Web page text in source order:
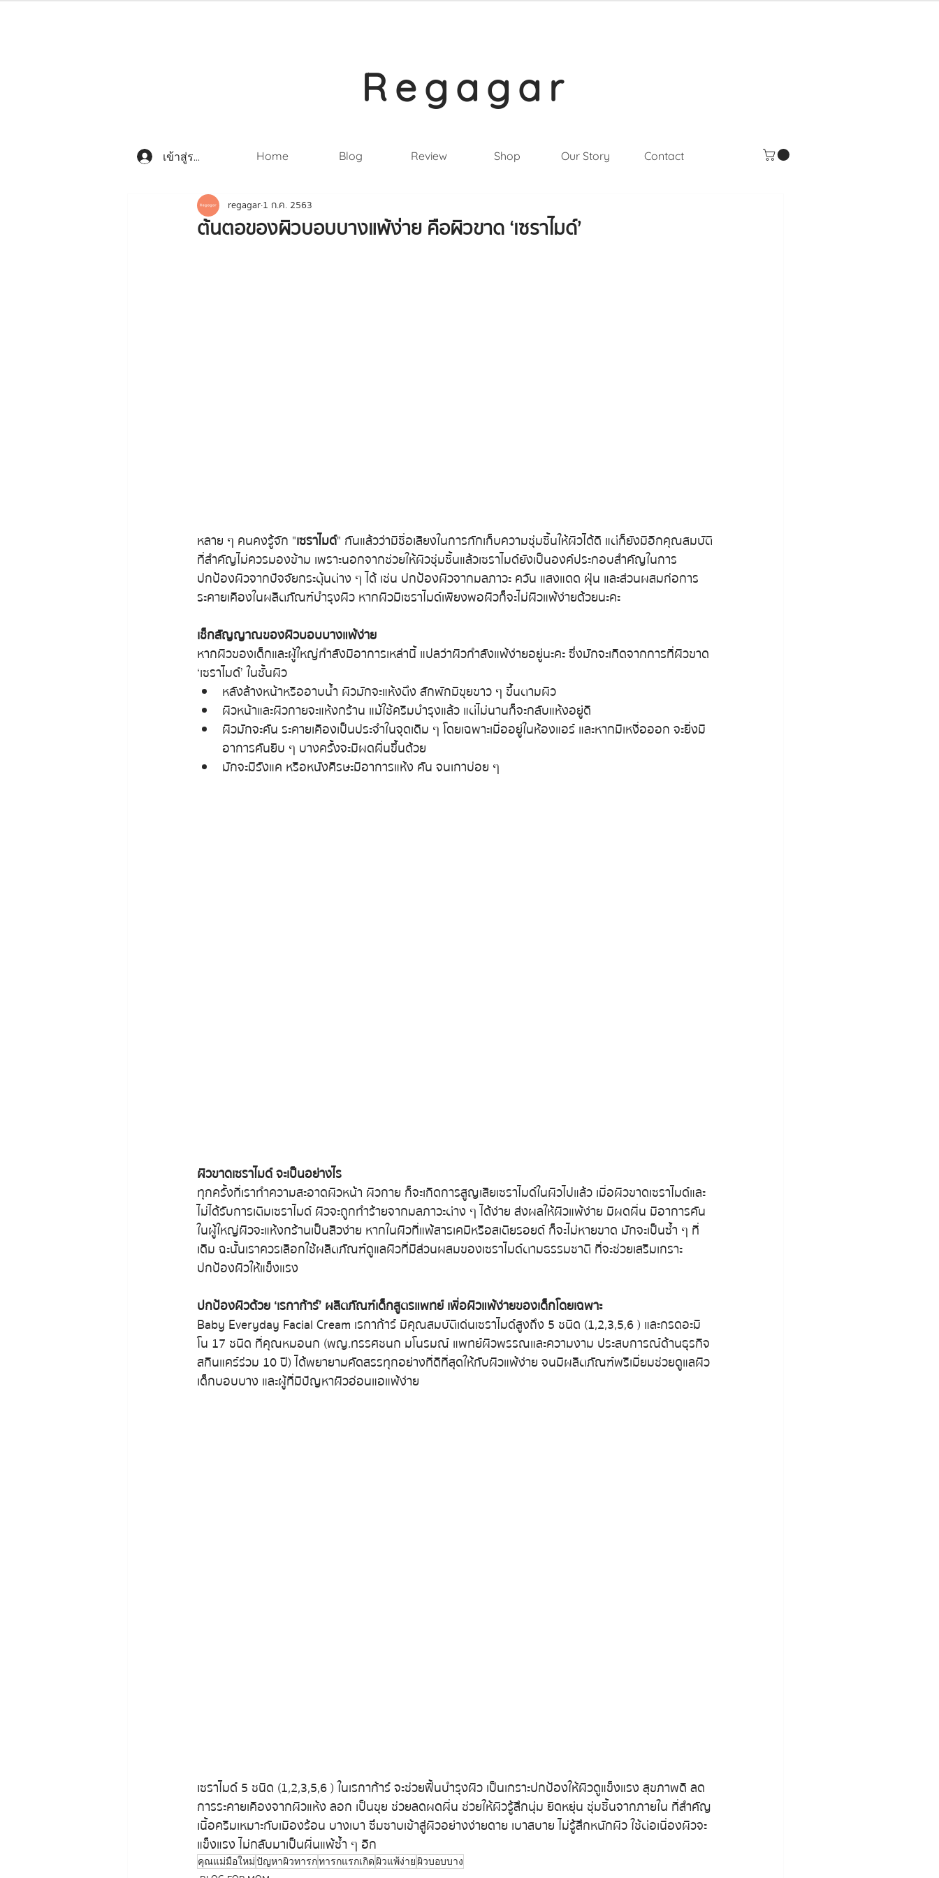
Regagar
เข้าสู่ระบบ Home Blog Review Shop Our Story Contact
ต้นตอของผิวบอบบางแพ้ง่าย คือผิวขาด ‘เซราไมด์’
regagar1 ก.ค. 2563
หลาย ๆ คนคงรู้จัก "เซราไมด์" กันแล้วว่ามีชื่อเสียงในการกักเก็บความชุ่มชื้นให้ผิวได้ดี แต่ก็ยังมีอีกคุณสมบัติ
ที่สำคัญไม่ควรมองข้าม เพราะนอกจากช่วยให้ผิวชุ่มชื้นแล้วเซราไมด์ยังเป็นองค์ประกอบสำคัญในการ
ปกป้องผิวจากปัจจัยกระตุ้นต่าง ๆ ได้ เช่น ปกป้องผิวจากมลภาวะ ควัน แสงแดด ฝุ่น และส่วนผสมก่อการ
ระคายเคืองในผลิตภัณฑ์บำรุงผิว หากผิวมีเซราไมด์เพียงพอผิวก็จะไม่ผิวแพ้ง่ายด้วยนะคะ
เช็กสัญญาณของผิวบอบบางแพ้ง่าย
หากผิวของเด็กและผู้ใหญ่กำลังมีอาการเหล่านี้ แปลว่าผิวกำลังแพ้ง่ายอยู่นะคะ ซึ่งมักจะเกิดจากการที่ผิวขาด
‘เซราไมด์’ ในชั้นผิว
หลังล้างหน้าหรืออาบน้ำ ผิวมักจะแห้งตึง สักพักมีขุยขาว ๆ ขึ้นตามผิว
ผิวหน้าและผิวกายจะแห้งกร้าน แม้ใช้ครีมบำรุงแล้ว แต่ไม่นานก็จะกลับแห้งอยู่ดี
ผิวมักจะคัน ระคายเคืองเป็นประจำในจุดเดิม ๆ โดยเฉพาะเมื่ออยู่ในห้องแอร์ และหากมีเหงื่อออก จะยิ่งมี
อาการคันยิบ ๆ บางครั้งจะมีผดผื่นขึ้นด้วย
มักจะมีรังแค หรือหนังศีรษะมีอาการแห้ง คัน จนเกาบ่อย ๆ
ผิวขาดเซราไมด์ จะเป็นอย่างไร
ทุกครั้งที่เราทำความสะอาดผิวหน้า ผิวกาย ก็จะเกิดการสูญเสียเซราไมด์ในผิวไปแล้ว เมื่อผิวขาดเซราไมด์และ
ไม่ได้รับการเติมเซราไมด์ ผิวจะถูกทำร้ายจากมลภาวะต่าง ๆ ได้ง่าย ส่งผลให้ผิวแพ้ง่าย มีผดผื่น มีอาการคัน
ในผู้ใหญ่ผิวจะแห้งกร้านเป็นสิวง่าย หากในผิวที่แพ้สารเคมีหรือสเตียรอยด์ ก็จะไม่หายขาด มักจะเป็นซ้ำ ๆ ที่
เดิม ฉะนั้นเราควรเลือกใช้ผลิตภัณฑ์ดูแลผิวที่มีส่วนผสมของเซราไมด์ตามธรรมชาติ ที่จะช่วยเสริมเกราะ
ปกป้องผิวให้แข็งแรง
ปกป้องผิวด้วย ‘เรกาก้าร์’ ผลิตภัณฑ์เด็กสูตรแพทย์ เพื่อผิวแพ้ง่ายของเด็กโดยเฉพาะ
Baby Everyday Facial Cream เรกาก้าร์ มีคุณสมบัติเด่นเซราไมด์สูงถึง 5 ชนิด (1,2,3,5,6 ) และกรดอะมิ
โน 17 ชนิด ที่คุณหมอนก (พญ.ทรรศชนก มโนรมณ์ แพทย์ผิวพรรณและความงาม ประสบการณ์ด้านธุรกิจ
สกินแคร์ร่วม 10 ปี) ได้พยายามคัดสรรทุกอย่างที่ดีที่สุดให้กับผิวแพ้ง่าย จนมีผลิตภัณฑ์พรีเมี่ยมช่วยดูแลผิว
เด็กบอบบาง และผู้ที่มีปัญหาผิวอ่อนแอแพ้ง่าย
เซราไมด์ 5 ชนิด (1,2,3,5,6 ) ในเรกาก้าร์ จะช่วยฟื้นบำรุงผิว เป็นเกราะปกป้องให้ผิวดูแข็งแรง สุขภาพดี ลด
การระคายเคืองจากผิวแห้ง ลอก เป็นขุย ช่วยลดผดผื่น ช่วยให้ผิวรู้สึกนุ่ม ยืดหยุ่น ชุ่มชื้นจากภายใน ที่สำคัญ
เนื้อครีมเหมาะกับเมืองร้อน บางเบา ซึมซาบเข้าสู่ผิวอย่างง่ายดาย เบาสบาย ไม่รู้สึกหนักผิว ใช้ต่อเนื่องผิวจะ
แข็งแรง ไม่กลับมาเป็นผื่นแพ้ซ้ำ ๆ อีก
คุณแม่มือใหม่ปัญหาผิวทารกทารกแรกเกิดผิวแพ้ง่ายผิวบอบบาง